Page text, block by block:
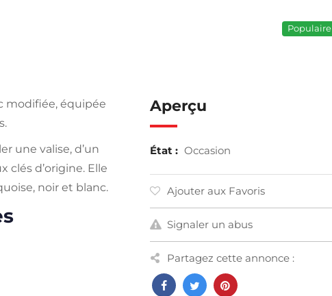
Populaire
modifiée, équipée
une valise, d’un
clés d’origine. Elle
noir et blanc.
Aperçu
État : Occasion
Ajouter aux Favoris
Signaler un abus
Partagez cette annonce :